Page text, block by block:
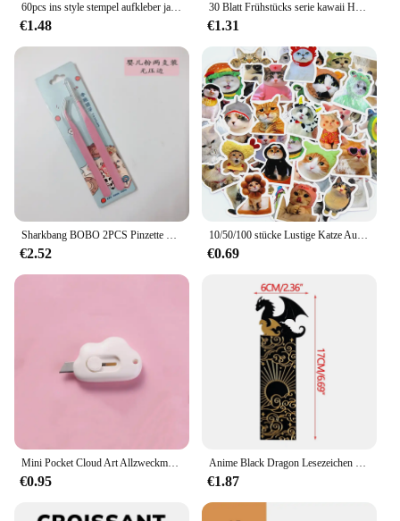
60pcs ins style stempel aufkleber japanische postkarte ticket briefpapier reise tagebuch gepäck wasserdichte helm aufkleber
€1.48
30 Blatt Frühstücks serie kawaii Haft notiz einfache niedliche Notizblock Nachrichten papier Student zu tun Liste Notizen Schul briefpapier
€1.31
Sharkbang BOBO 2PCS Pinzette Scrapbook Aufkleber Washi Tape Picking Multi-Tool Briefpapier DIY Junk Journal Album Schulbedarf
€2.52
10/50/100 stücke Lustige Katze Aufkleber Cartoon Nette Aufkleber Spielzeug Schreibwaren Gitarre Telefon Fahrrad Laptop Gepäck Auto Graffiti kinder Aufkleber
€0.69
Mini Pocket Cloud Art Allzweckmesser Box Messer Papierschneider Handwerk Verpackung nachfüllbare Klinge Briefpapier
€0.95
Anime Black Dragon Lesezeichen sammeln Geschenk für Buch liebhaber Acryl Lesezeichen Briefpapier Zubehör für Männer Frauen Freunde Lehrer
€1.87